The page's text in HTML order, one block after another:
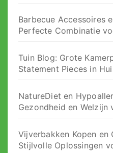
Barbecue Accessoires
Perfecte Combinatie
Tuin Blog: Grote
Statement Pieces in
NatureDiet en
Gezondheid en Welzijn
Vijverbakken Kopen
Stijlvolle Oplossingen